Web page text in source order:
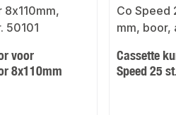
voor
8x110mm
Cassette
Speed 25